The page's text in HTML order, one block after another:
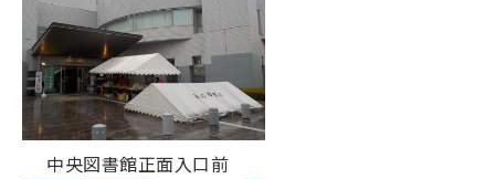
中央図書館正面入口前